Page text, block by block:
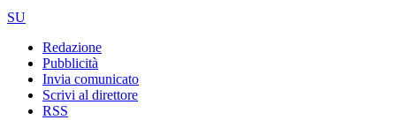
SU
Redazione
Pubblicità
Invia comunicato
Scrivi al direttore
RSS